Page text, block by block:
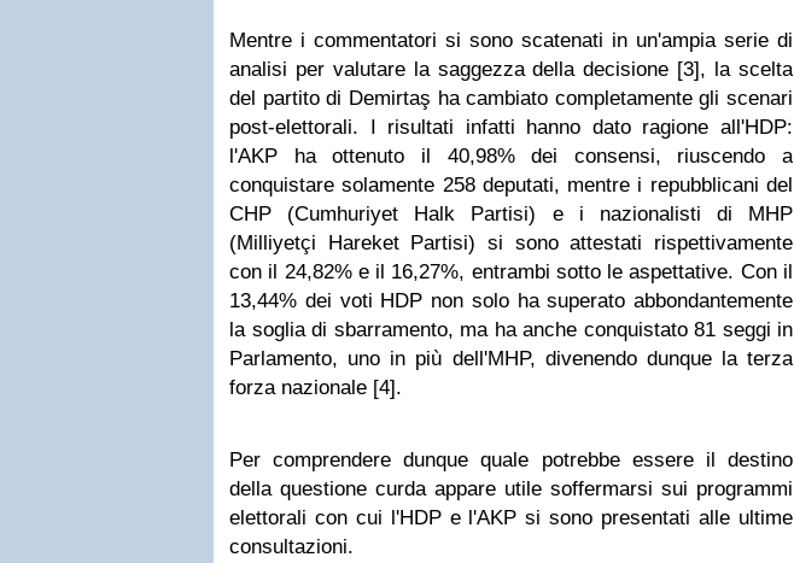
Mentre i commentatori si sono scatenati in un'ampia serie di
analisi per valutare la saggezza della decisione [3], la scelta
del partito di Demirtaş ha cambiato completamente gli scenari
post-elettorali. I risultati infatti hanno dato ragione all'HDP:
l'AKP ha ottenuto il 40,98% dei consensi, riuscendo a
conquistare solamente 258 deputati, mentre i repubblicani del
CHP (Cumhuriyet Halk Partisi) e i nazionalisti di MHP
(Milliyetçi Hareket Partisi) si sono attestati rispettivamente
con il 24,82% e il 16,27%, entrambi sotto le aspettative. Con il
13,44% dei voti HDP non solo ha superato abbondantemente
la soglia di sbarramento, ma ha anche conquistato 81 seggi in
Parlamento, uno in più dell'MHP, divenendo dunque la terza
forza nazionale [4].
Per comprendere dunque quale potrebbe essere il destino
della questione curda appare utile soffermarsi sui programmi
elettorali con cui l'HDP e l'AKP si sono presentati alle ultime
consultazioni.